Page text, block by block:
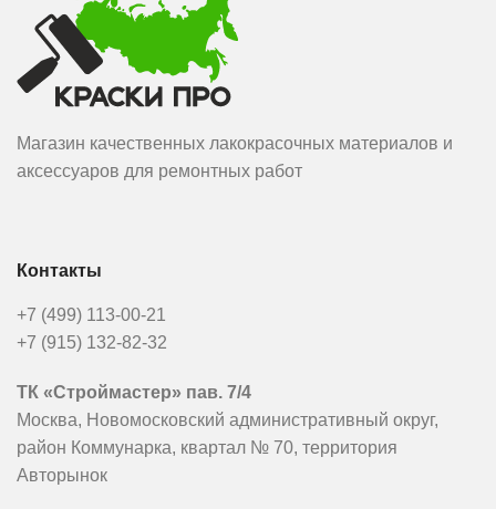
Магазин качественных лакокрасочных материалов и
аксессуаров для ремонтных работ
Контакты
+7 (499) 113-00-21
+7 (915) 132-82-32
ТК «Строймастер» пав. 7/4
Москва, Новомосковский административный округ,
район Коммунарка, квартал № 70, территория
Авторынок